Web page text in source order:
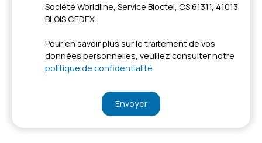
Société Worldline, Service Bloctel, CS 61311, 41013
BLOIS CEDEX.
Pour en savoir plus sur le traitement de vos
données personnelles, veuillez consulter notre
politique de confidentialité
Envoyer